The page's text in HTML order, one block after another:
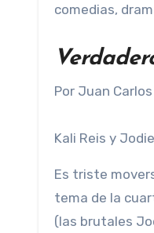
comedias,
Por Juan
Kali Reis y
Es triste
tema de la
(las brutales